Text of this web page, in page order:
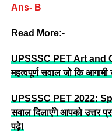
Ans- B
Read More:-
UPSSSC PET Art and
महत्वपूर्ण सवाल जो कि आगामी
UPSSSC PET 2022:
सवाल दिलाएंगे आपको उत्तर
पढ़े!